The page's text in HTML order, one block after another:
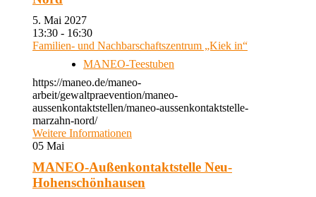
5. Mai 2027
13:30 - 16:30
Familien- und Nachbarschaftszentrum „Kiek in“
MANEO-Teestuben
https://maneo.de/maneo-
arbeit/gewaltpraevention/maneo-
aussenkontaktstellen/maneo-aussenkontaktstelle-
marzahn-nord/
Weitere Informationen
05 Mai
MANEO-Außenkontaktstelle Neu-
Hohenschönhausen